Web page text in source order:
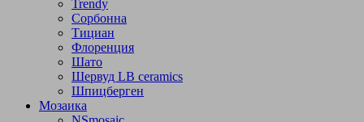
Trendy
Сорбонна
Тициан
Флоренция
Шато
Шервуд LB ceramics
Шпицберген
Мозаика